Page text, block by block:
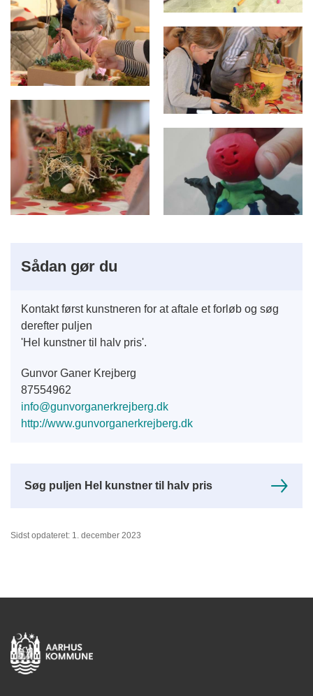
Sådan gør du
Kontakt først kunstneren for at aftale et forløb og søg
derefter puljen
'Hel kunstner til halv pris'.
Gunvor Ganer Krejberg
87554962
info@gunvorganerkrejberg.dk
http://www.gunvorganerkrejberg.dk
Søg puljen Hel kunstner til halv pris
Sidst opdateret: 1. december 2023